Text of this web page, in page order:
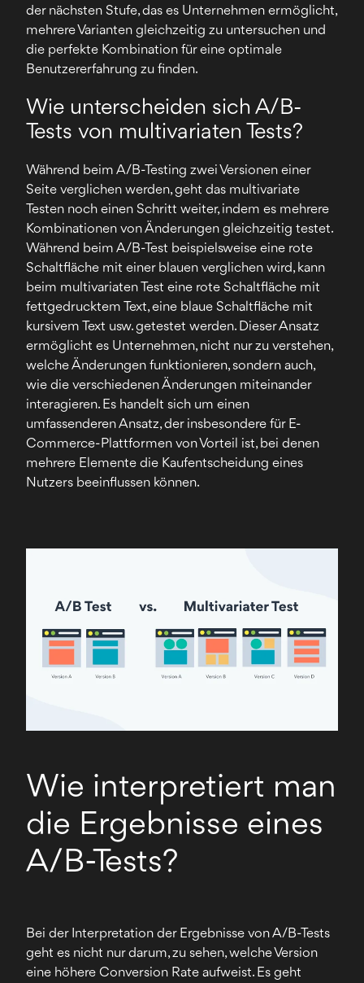
der nächsten Stufe, das es Unternehmen ermöglicht,
mehrere Varianten gleichzeitig zu untersuchen und
die perfekte Kombination für eine optimale
Benutzererfahrung zu finden.
Wie unterscheiden sich A/B-
Tests von multivariaten Tests?
Während beim A/B-Testing zwei Versionen einer
Seite verglichen werden, geht das multivariate
Testen noch einen Schritt weiter, indem es mehrere
Kombinationen von Änderungen gleichzeitig testet.
Während beim A/B-Test beispielsweise eine rote
Schaltfläche mit einer blauen verglichen wird, kann
beim multivariaten Test eine rote Schaltfläche mit
fettgedrucktem Text, eine blaue Schaltfläche mit
kursivem Text usw. getestet werden. Dieser Ansatz
ermöglicht es Unternehmen, nicht nur zu verstehen,
welche Änderungen funktionieren, sondern auch,
wie die verschiedenen Änderungen miteinander
interagieren. Es handelt sich um einen
umfassenderen Ansatz, der insbesondere für E-
Commerce-Plattformen von Vorteil ist, bei denen
mehrere Elemente die Kaufentscheidung eines
Nutzers beeinflussen können.
Wie interpretiert man
die Ergebnisse eines
A/B-Tests?
Bei der Interpretation der Ergebnisse von A/B-Tests
geht es nicht nur darum, zu sehen, welche Version
eine höhere Conversion Rate aufweist. Es geht